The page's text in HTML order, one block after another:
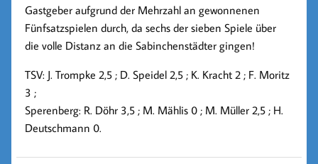
Gastgeber aufgrund der Mehrzahl an gewonnenen
Fünfsatzspielen durch, da sechs der sieben Spiele über
die volle Distanz an die Sabinchenstädter gingen!
TSV: J. Trompke 2,5 ; D. Speidel 2,5 ; K. Kracht 2 ; F. Moritz
3 ;
Sperenberg: R. Döhr 3,5 ; M. Mählis 0 ; M. Müller 2,5 ; H.
Deutschmann 0.